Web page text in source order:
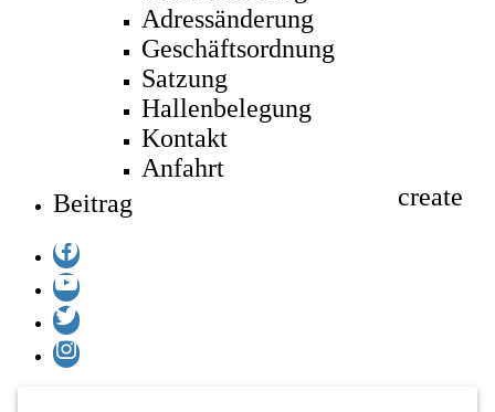
Adressänderung
Geschäftsordnung
Satzung
Hallenbelegung
Kontakt
Anfahrt
Beitrag
create
Facebook
YouTube
Twitter
Instagram